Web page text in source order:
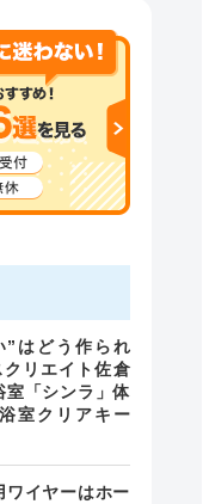
”はどう作られ
リエイト佐倉
室「シンラ」体
室クリアキー
ワイヤーはホー